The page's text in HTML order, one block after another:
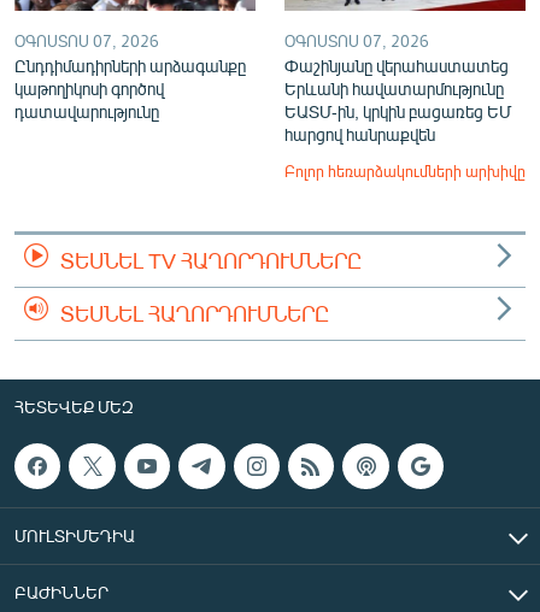
ՕԳՈՍՏՈՍ 07, 2026
Ընդդիմադիրների արձագանքը
կաթողիկոսի գործով
դատավարությունը
ՕԳՈՍՏՈՍ 07, 2026
Փաշինյանը վերահաստատեց
Երևանի հավատարմությունը
ԵԱՏՄ-ին, կրկին բացառեց ԵՄ
հարցով հանրաքվեն
Բոլոր հեռարձակումների արխիվը
ՏԵՍՆԵԼ TV ՀԱՂՈՐԴՈՒՄՆԵՐԸ
ՏԵՍՆԵԼ ՀԱՂՈՐԴՈՒՄՆԵՐԸ
ՀԵՏԵՎԵՔ ՄԵԶ
ՄՈՒԼՏԻՄԵԴԻԱ
ԲԱԺԻՆՆԵՐ